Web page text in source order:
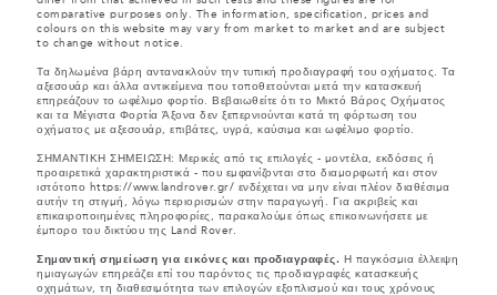
comparative purposes only. The information, specification, prices and
colours on this website may vary from market to market and are subject
to change without notice.
Τα δηλωμένα βάρη αντανακλούν την τυπική προδιαγραφή του οχήματος. Τα
αξεσουάρ και άλλα αντικείμενα που τοποθετούνται μετά την κατασκευή
επηρεάζουν το ωφέλιμο φορτίο. Βεβαιωθείτε ότι το Μικτό Βάρος Οχήματος
και τα Μέγιστα Φορτία Άξονα δεν ξεπερνιούνται κατά τη φόρτωση του
οχήματος με αξεσουάρ, επιβάτες, υγρά, καύσιμα και ωφέλιμο φορτίο.
ΣΗΜΑΝΤΙΚΗ ΣΗΜΕΙΩΣΗ: Μερικές από τις επιλογές - μοντέλα, εκδόσεις ή
προαιρετικά χαρακτηριστικά - που εμφανίζονται στο διαμορφωτή και στον
ιστότοπο https://www.landrover.gr/ ενδέχεται να μην είναι πλέον διαθέσιμα
αυτήν τη στιγμή, λόγω περιορισμών στην παραγωγή. Για ακριβείς και
επικαιροποιημένες πληροφορίες, παρακαλούμε όπως επικοινωνήσετε με
έμπορο του δικτύου της Land Rover.
Σημαντική σημείωση για εικόνες και προδιαγραφές. Η παγκόσμια έλλειψη
ημιαγωγών επηρεάζει επί του παρόντος τις προδιαγραφές κατασκευής
οχημάτων, τη διαθεσιμότητα των επιλογών εξοπλισμού και τους χρόνους